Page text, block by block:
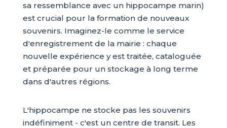
sa ressemblance avec un hippocampe marin)
est crucial pour la formation de nouveaux
souvenirs. Imaginez-le comme le service
d'enregistrement de la mairie : chaque
nouvelle expérience y est traitée, cataloguée
et préparée pour un stockage à long terme
dans d'autres régions.
L'hippocampe ne stocke pas les souvenirs
indéfiniment - c'est un centre de transit. Les